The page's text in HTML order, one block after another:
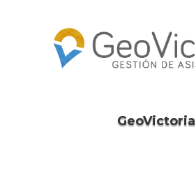
GeoVictoria